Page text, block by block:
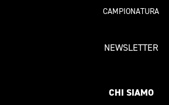
CAMPIONATURA
NEWSLETTER
CHI SIAMO